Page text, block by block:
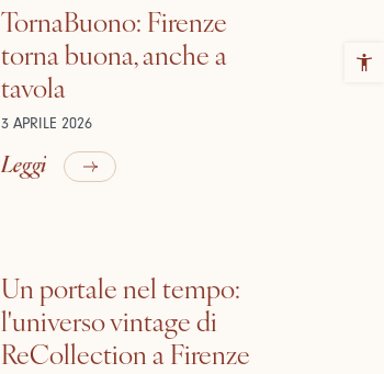
TornaBuono: Firenze
torna buona, anche a
tavola
3 APRILE 2026
Leggi
Un portale nel tempo:
l'universo vintage di
ReCollection a Firenze